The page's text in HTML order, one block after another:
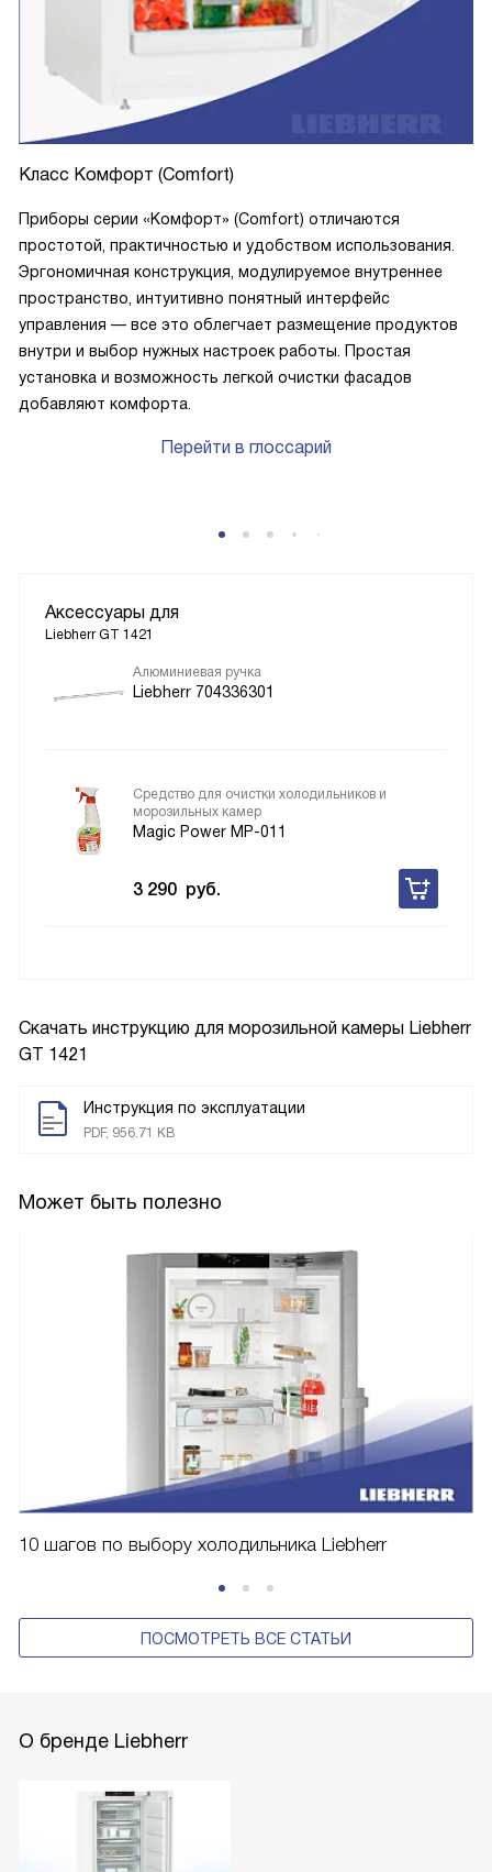
Скачать инструкцию для морозильной камеры Liebherr
GT 1421
Инструкция по эксплуатации
PDF, 956.71 KB
Может быть полезно
10 шагов по выбору холодильника Liebherr
ПОСМОТРЕТЬ ВСЕ СТАТЬИ
Класс Комфорт (Comfort)
Приборы серии «Комфорт» (Comfort) отличаются
простотой, практичностью и удобством использования.
Эргономичная конструкция, модулируемое внутреннее
пространство, интуитивно понятный интерфейс
управления — все это облегчает размещение продуктов
внутри и выбор нужных настроек работы. Простая
установка и возможность легкой очистки фасадов
добавляют комфорта.
Перейти в глоссарий
Аксессуары для
Liebherr GT 1421
Алюминиевая ручка
Liebherr 704336301
Средство для очистки холодильников и
морозильных камер
Magic Power MP-011
3 290 руб.
О бренде Liebherr